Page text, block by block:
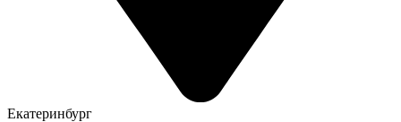
Екатеринбург